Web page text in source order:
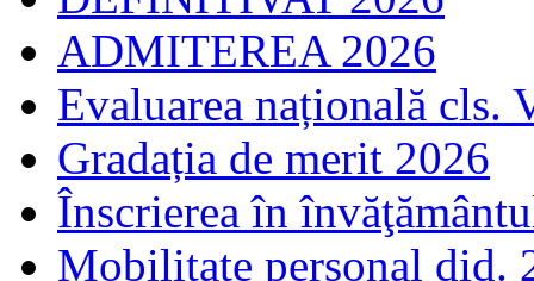
ADMITEREA 2026
Evaluarea națională cls.
Gradația de merit 2026
Înscrierea în
Mobilitate personal did.